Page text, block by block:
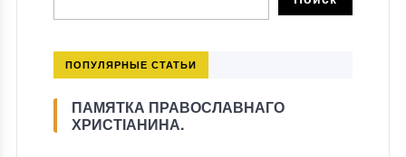
ПОПУЛЯРНЫЕ СТАТЬИ
ПАМЯТКА ПРАВОСЛАВНАГО
ХРИСТІАНИНА.